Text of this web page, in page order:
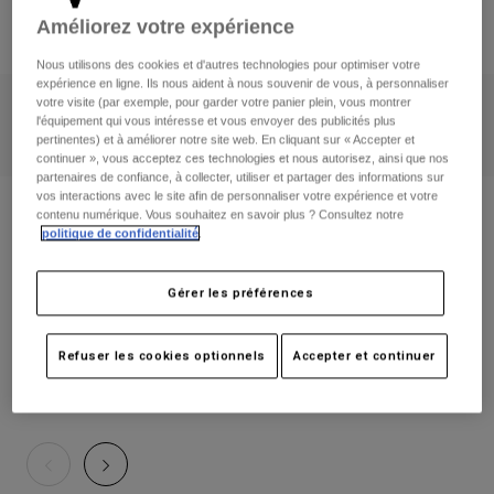
Shorts
Vestes
Gants
Masques
Pièces de rechange
Pantalons
Gants
Vestes
Protections
Masques
Chaussettes
Sacs et accessoires
Chemises
Voir tout
Femme
T-shirts et tops
Sweats et Pulls
Vestes
Pantalons
Voir tout
Enfants
Protections
Masques
Chaussettes
Voir tout
Moto
Pantalons
Bottes
Masques
Hommes|Femmes|Enfants
Gravity Riding Hommes
descente.
Trail - Enduro
Améliorez votre expérience
Nous utilisons des cookies et d'autres technologies pour optimiser votre
expérience en ligne. Ils nous aident à nous souvenir de vous, à personnaliser
votre visite (par exemple, pour garder votre panier plein, vous montrer
l'équipement qui vous intéresse et vous envoyer des publicités plus
pertinentes) et à améliorer notre site web. En cliquant sur « Accepter et
continuer », vous acceptez ces technologies et nous autorisez, ainsi que nos
partenaires de confiance, à collecter, utiliser et partager des informations sur
vos interactions avec le site afin de personnaliser votre expérience et votre
contenu numérique. Vous souhaitez en savoir plus ? Consultez notre
politique de confidentialité
Gérer les préférences
Refuser les cookies optionnels Accepter et continuer